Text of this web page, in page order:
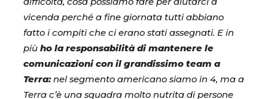
vicenda perché a fine giornata tutti abbiano
fatto i compiti che ci erano stati assegnati. E in
più ho la responsabilità di mantenere le
comunicazioni con il grandissimo team a
Terra:nel segmento americano siamo in 4, ma a
Terra c’è una squadra molto nutrita di persone